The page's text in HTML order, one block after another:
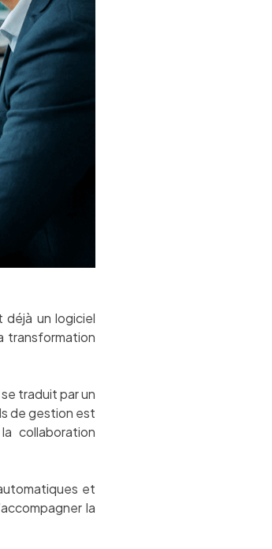
déjà un logiciel
transformation
traduit par un
de gestion est
collaboration
et
la